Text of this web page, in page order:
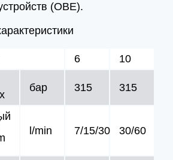
(OBE).
6
10
бар 315 315
l/min 7/15/30 30/60